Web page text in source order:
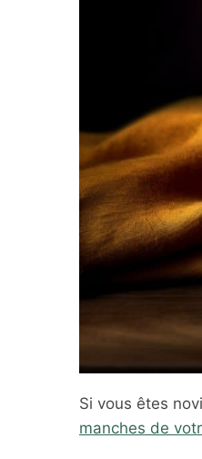
Si vous êtes
manches de